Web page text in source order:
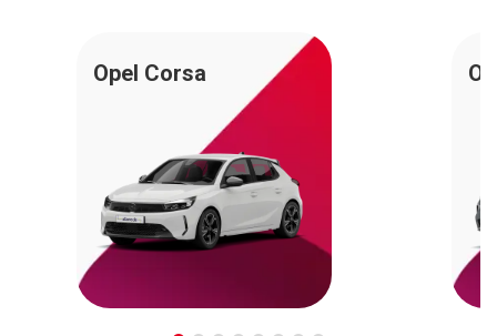
Opel Corsa